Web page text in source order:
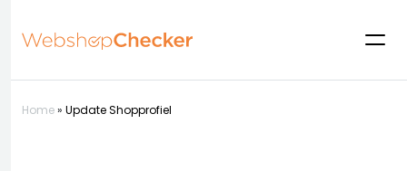
Home» Update Shopprofiel